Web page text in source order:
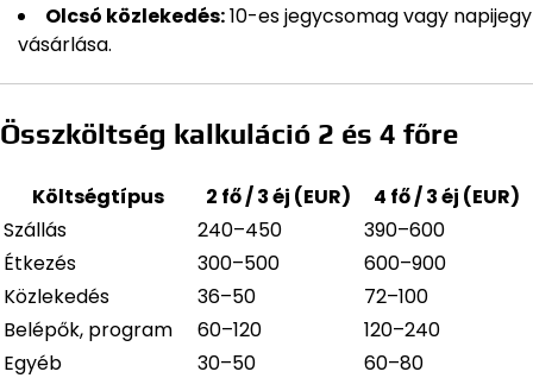
Olcsó közlekedés:10-es jegycsomag vagy napijegy
vásárlása.
Összköltség kalkuláció 2 és 4 főre
Költségtípus 2 fő / 3 éj (EUR)
4 fő / 3 éj (EUR)
Szállás
240–450
390–600
Étkezés
300–500
600–900
Közlekedés
36–50
72–100
Belépők, program
60–120
120–240
Egyéb
30–50
60–80